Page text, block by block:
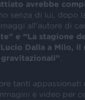
avrebbe
senza di lui, dopo
all’autore di
e “La stagione
Dalla a Milo,
tanti
e video per